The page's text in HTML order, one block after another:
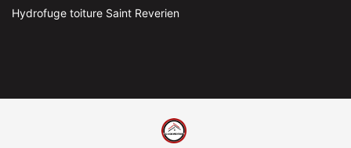
Hydrofuge toiture Saint Reverien